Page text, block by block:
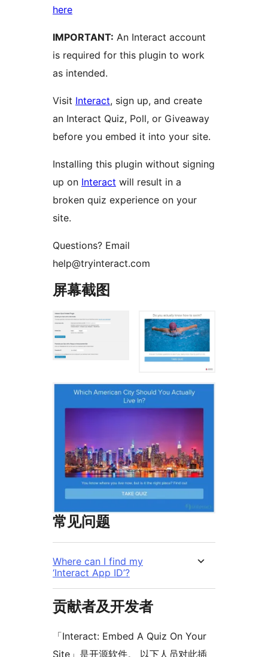
here
IMPORTANT: An Interact account
is required for this plugin to work
as intended.
Visit Interact, sign up, and create
an Interact Quiz, Poll, or Giveaway
before you embed it into your site.
Installing this plugin without signing
up on Interact will result in a
broken quiz experience on your
site.
Questions? Email
help@tryinteract.com
屏幕截图
常见问题
Where can I find my
‘Interact App ID’?
贡献者及开发者
「Interact: Embed A Quiz On Your
Site」是开源软件。 以下人员对此插